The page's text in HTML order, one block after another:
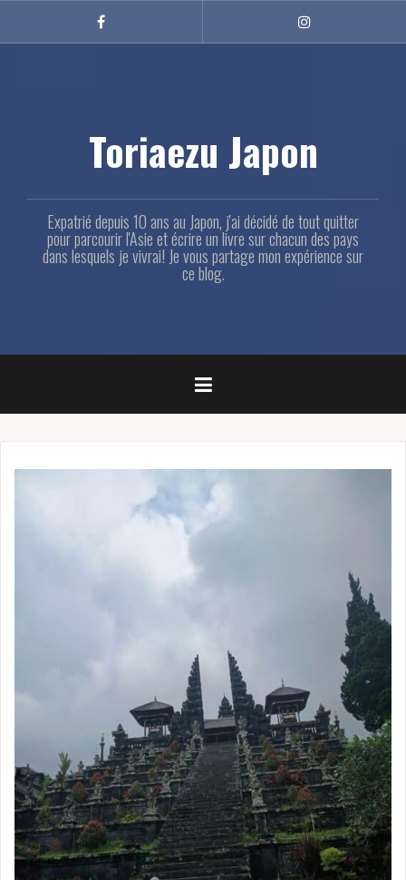
Facebook
Toriaezu Japon
Expatrié depuis 10 ans au Japon, j'ai décidé de tout quitter
pour parcourir l'Asie et écrire un livre sur chacun des pays
dans lesquels je vivrai! Je vous partage mon expérience sur
ce blog.